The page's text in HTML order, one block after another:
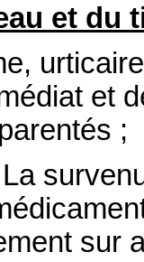
et du
et
;
sur